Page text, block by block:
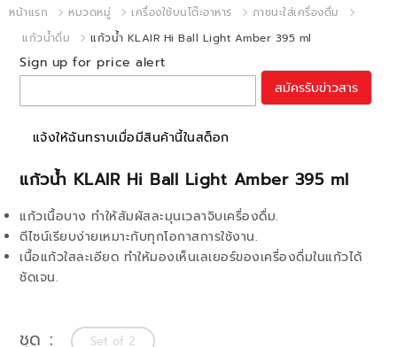
หน้าแรก หมวดหมู่ เครื่องใช้บนโต๊ะอาหาร
ภาชนะใส่เครื่องดื่ม
แก้วน้ำดื่ม
แก้วน้ำ KLAIR Hi Ball Light Amber 395 ml
แก้วน้ำ KLAIR Hi Ball Light Amber 395 ml
แก้วเนื้อบาง ทำให้สัมผัสละมุนเวลาจิบเครื่องดื่ม.
ดีไซน์เรียบง่ายเหมาะกับทุกโอกาสการใช้งาน.
เนื้อแก้วใสละเอียด ทำให้มองเห็นเลเยอร์ของเครื่องดื่มในแก้วได้
ชัดเจน.
Sign up for price alert
สมัครรับข่าวสาร
แจ้งให้ฉันทราบเมื่อมีสินค้านี้ในสต็อก
ชุด Set of 2